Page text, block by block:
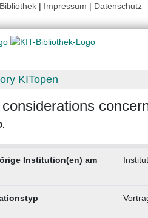
| Impressum | Datenschutz
KITopen
Institution(en) am